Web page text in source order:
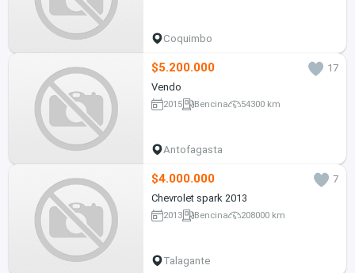
Coquimbo
$5.200.000
17
Vendo
2015 Bencina 54300 km
Antofagasta
$4.000.000
7
Chevrolet spark 2013
2013 Bencina 208000 km
Talagante